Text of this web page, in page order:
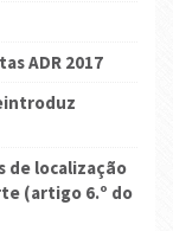
ADR 2017
de localização
(artigo 6.º do